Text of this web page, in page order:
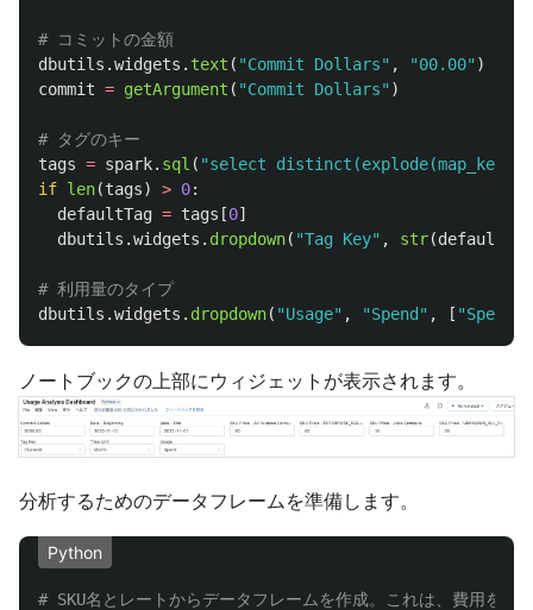
dbutils .widgets . text ( "Commit Dollars" , "00.00" )
commit = getArgument ( "Commit Dollars" )
tags = spark. sql ( "select
if len(tags) > 0:
defaultTag = tags [0]
dbutils .widgets . dropdown( "Tag Key" , str(defaultTag
dbutils .widgets . dropdown( "Usage" , "Spend " , [ "Spend
ノートブックの上部にウィジェットが表示されます。
分析するためのデータフレームを準備します。
Python